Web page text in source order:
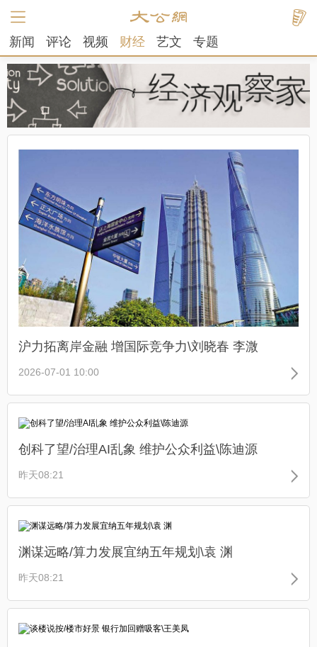
新闻 评论 视频 财经 艺文 专题
沪力拓离岸金融 增国际竞争力\刘晓春 李溦
2026-07-01 10:00
创科了望/治理AI乱象 维护公众利益\陈迪源
昨天08:21
渊谋远略/算力发展宜纳五年规划\袁 渊
昨天08:21